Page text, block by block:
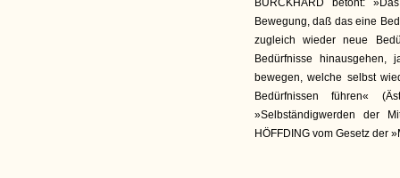
BURCKHARD betont:
Bewegung, daß das eine
zugleich wieder neue
Bedürfnisse
bewegen, welche selbst
Bedürfnissen führen«
»Selbständigwerden der
HÖFFDING vom Gesetz der